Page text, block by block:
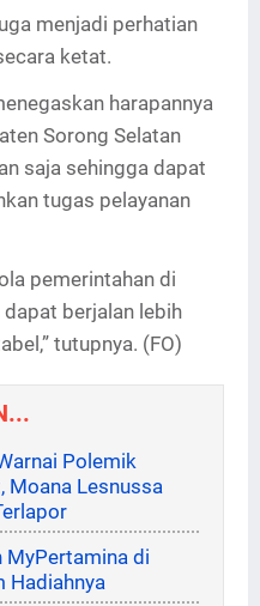
menjadi perhatian
ketat.
harapannya
Sorong Selatan
saja sehingga dapat
tugas pelayanan
pemerintahan di
berjalan lebih
tutupnya. (FO)
Polemik
Moana Lesnussa
MyPertamina di
Hadiahnya